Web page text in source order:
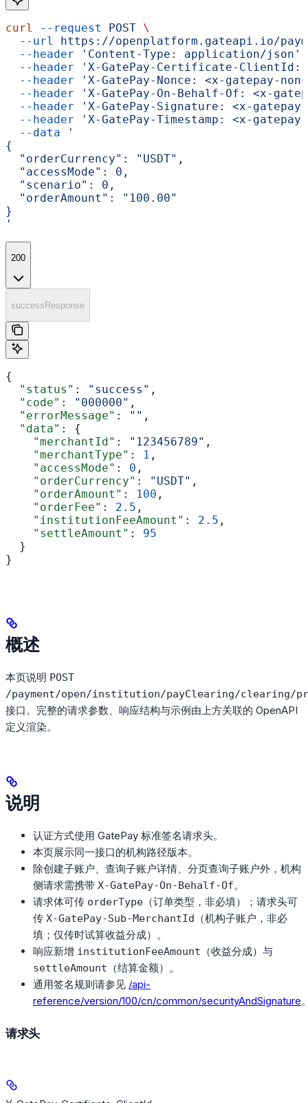
curl --request POST \
  --url
https://openplatform.gateapi.io/
  --header
'Content-Type: application/json'
  --header
'X-GatePay-Certificate-
  --header
'X-GatePay-Nonce: <x-gatepay-
  --header
'X-GatePay-On-Behalf-Of: <x-
  --header
'X-GatePay-Signature: <x-
  --header
'X-GatePay-Timestamp: <x-
  --data
'
{
  "orderCurrency": "USDT",
  "accessMode": 0,
  "scenario": 0,
  "orderAmount": "100.00"
}
'
200
successResponse
{
  "status"
: "success" ,
  "code"
: "000000" ,
  "errorMessage"
: "" ,
  "data"
: {
    "merchantId"
: "123456789" ,
    "merchantType"
: 1 ,
    "accessMode"
: 0 ,
    "orderCurrency"
: "USDT" ,
    "orderAmount"
: 100 ,
    "orderFee"
: 2.5 ,
    "institutionFeeAmount"
: 2.5 ,
    "settleAmount"
: 95
  }
}
概述
本页说明 POST
/payment/open/institution/payClearing/clearing/
接口。完整的请求参数、响应结构与示例由上方关联的 OpenAPI
定义渲染。
说明
认证方式使用 GatePay 标准签名请求头。
本页展示同一接口的机构路径版本。
除创建子账户、查询子账户详情、分页查询子账户外，机构
侧请求需携带 X-GatePay-On-Behalf-Of。
请求体可传 orderType （订单类型，非必填）；请求头可
传 X-GatePay-Sub-MerchantId （机构子账户，非必
填；仅传时试算收益分成）。
响应新增 institutionFeeAmount （收益分成）与
settleAmount （结算金额）。
通用签名规则请参见 /api-
reference/version/100/cn/common/securityAndSignature
请求头